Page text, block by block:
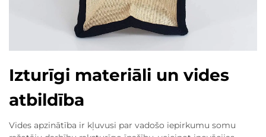
Izturīgi materiāli un vides
atbildība
Vides apzinātība ir kļuvusi par vadošo iepirkumu somu